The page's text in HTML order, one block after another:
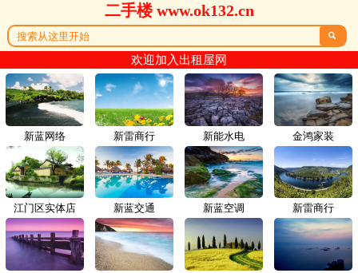
二手楼 www.ok132.cn

欢迎加入出租屋网
新蓝网络 新雷商行
江门区实体店 新蓝交通
新能水电 金鸿家装
新蓝空调 新雷商行